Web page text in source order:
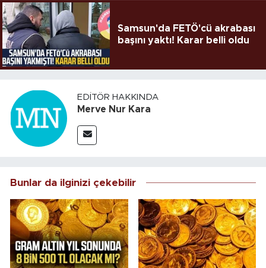
Samsun'da FETÖ'cü akrabası
başını yaktı! Karar belli oldu
EDITÖR HAKKINDA
Merve Nur Kara
Bunlar da ilginizi çekebilir